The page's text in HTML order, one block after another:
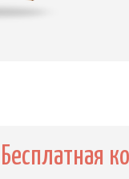
Бесплатная